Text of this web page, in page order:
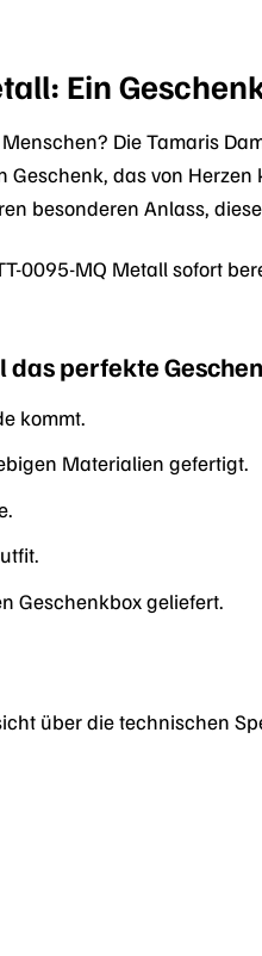
Ein
Die Tamaris
das von
besonderen Anlass,
0095-MQ Metall sofort
perfekte
kommt.
Materialien gefertigt.
Geschenkbox geliefert.
über die technischen